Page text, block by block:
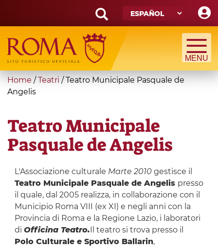
main
content
Search
form
Búsqueda
You
are
Home / Teatri /Teatro Municipale Pasquale de
Angelis
Teatro Municipale
Pasquale de Angelis
L'Associazione culturale Marte 2010gestisce il
Teatro Municipale Pasquale de Angelis presso
il quale, dal 2005 realizza, in collaborazione con il
Municipio Roma VIII (ex XI) e negli anni con la
Provincia di Roma e la Regione Lazio, i laboratori
di Officina Teatro. Il teatro si trova presso il
Polo Culturale e Sportivo Ballarin,